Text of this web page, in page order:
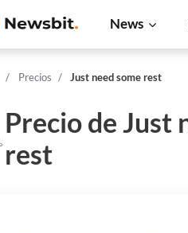
News
Precios Just need some rest
Precio de Just
rest